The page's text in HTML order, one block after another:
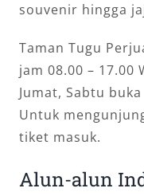
souvenir hingga
Taman Tugu
jam 08.00 – 17.00
Jumat, Sabtu
Untuk
tiket masuk.
Alun-alun